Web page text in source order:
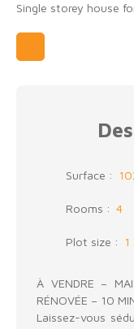
Single storey house
Surface :
Rooms : 4
Plot size :
À VENDRE –
RÉNOVÉE – 10
Laissez-vous